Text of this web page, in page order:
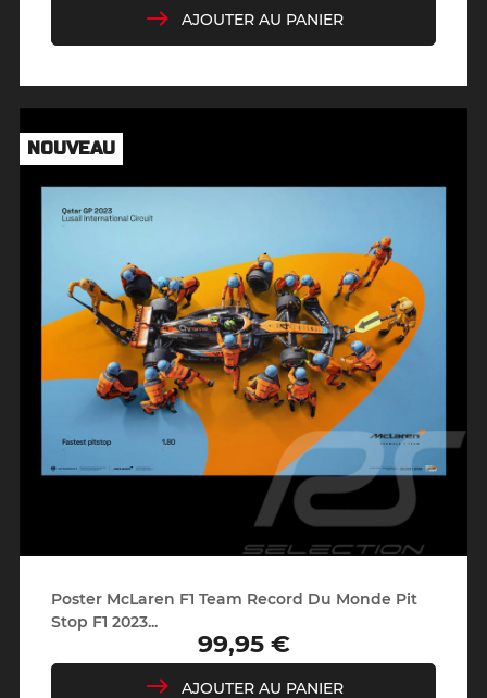
AJOUTER AU PANIER
Poster McLaren F1 Team Record Du Monde Pit
Stop F1 2023...
Prix
99,95 €
AJOUTER AU PANIER
NOUVEAU